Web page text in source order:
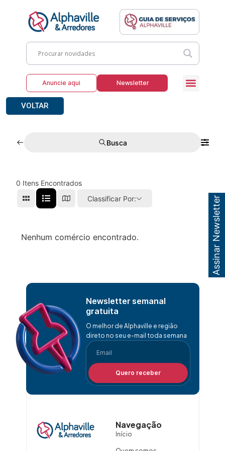
Anuncie aqui Newsletter
VOLTAR
Busca
0 Itens Encontrados
Classificar Por:
Nenhum comércio encontrado.
Newsletter semanal
gratuita
O melhor de Alphaville e região
direto no seu e-mail toda semana
Quero receber
Navegação
Início
Assinar Newsletter